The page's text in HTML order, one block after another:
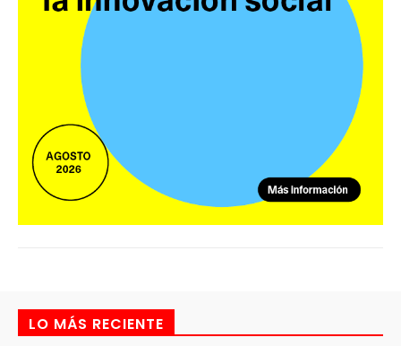
LO MÁS RECIENTE